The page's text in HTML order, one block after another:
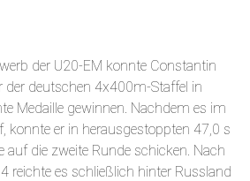
der U20-EM konnte Constantin
der deutschen 4x400m-Staffel in
Medaille gewinnen. Nachdem es im
konnte er in herausgestoppten 47,0 s
auf die zweite Runde schicken. Nach
reichte es schließlich hinter Russland